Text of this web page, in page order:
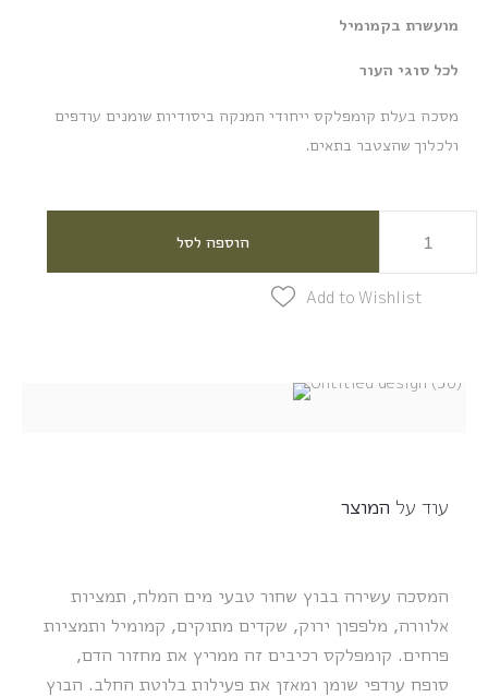
מועשרת בקמומיל
לכל סוגי העור
מסכה בעלת קומפלקס ייחודי המנקה ביסודיות שומנים עודפים
ולכלוך שהצטבר בתאים.
הוספה לסל
Add to Wishlist
עוד על המוצר
המסכה עשירה בבוץ שחור טבעי מים המלח, תמציות
אלוורה, מלפפון ירוק, שקדים מתוקים, קמומיל ותמציות
פרחים. קומפלקס רכיבים זה ממריץ את מחזור הדם,
סופח עודפי שומן ומאזן את פעילות בלוטת החלב. הבוץ